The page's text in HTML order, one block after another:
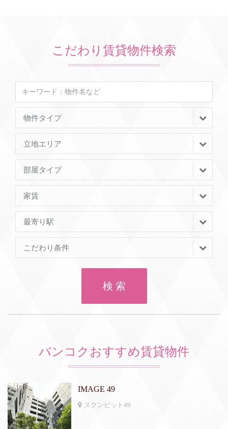
こだわり賃貸物件検索
物件タイプ
立地エリア
部屋タイプ
家賃
最寄り駅
こだわり条件
検 索
バンコクおすすめ賃貸物件
IMAGE 49
スクンビット49